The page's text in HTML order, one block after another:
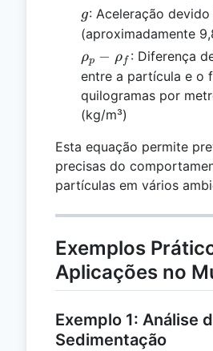
g
g: Aceleração
(aproximadamente
\rho_p
-
\rho_f
ρp − ρf : Diferença
entre a partícula e o
quilogramas por
(kg/m³)
Esta equação permite
precisas do
partículas em vários
Exemplos
Aplicações no
Exemplo 1: Análise
Sedimentação